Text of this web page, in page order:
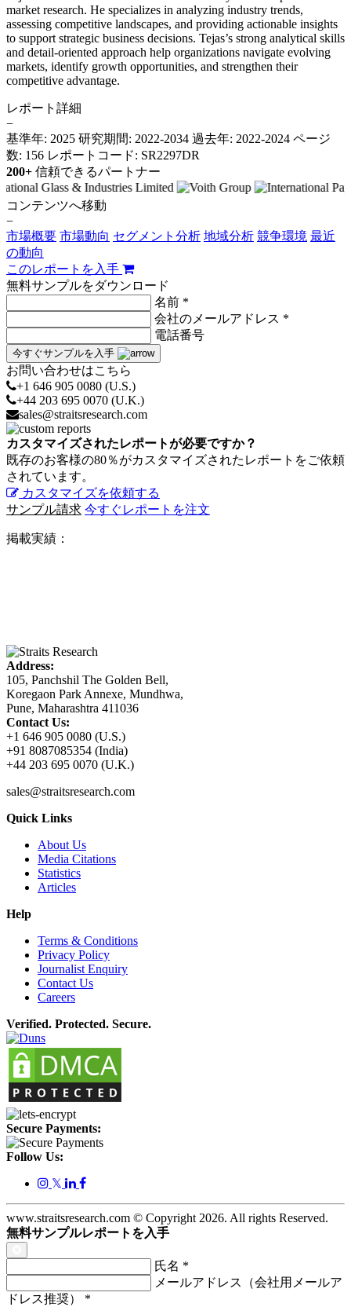
market research. He specializes in analyzing industry trends,
assessing competitive landscapes, and providing actionable insights
to support strategic business decisions. Tejas’s strong analytical skills
and detail-oriented approach help organizations navigate evolving
markets, identify growth opportunities, and strengthen their
competitive advantage.
レポート詳細
−
基準年: 2025 研究期間: 2022-2034 過去年: 2022-2024 ページ
数: 156 レポートコード: SR2297DR
200+ 信頼できるパートナー
コンテンツへ移動
−
市場概要 市場動向 セグメント分析 地域分析 競争環境 最近
の動向
このレポートを入手
無料サンプルをダウンロード
名前 *
会社のメールアドレス *
電話番号
今すぐサンプルを入手
お問い合わせはこちら
+1 646 905 0080 (U.S.)
+44 203 695 0070 (U.K.)
sales@straitsresearch.com
カスタマイズされたレポートが必要ですか？
既存のお客様の80％がカスタマイズされたレポートをご依頼
されています。
カスタマイズを依頼する
サンプル請求 今すぐレポートを注文
掲載実績：
Address:
105, Panchshil The Golden Bell,
Koregaon Park Annexe, Mundhwa,
Pune, Maharashtra 411036
Contact Us:
+1 646 905 0080 (U.S.)
+91 8087085354 (India)
+44 203 695 0070 (U.K.)
sales@straitsresearch.com
Quick Links
About Us
Media Citations
Statistics
Articles
Help
Terms & Conditions
Privacy Policy
Journalist Enquiry
Contact Us
Careers
Verified. Protected. Secure.
Secure Payments:
Follow Us:
𝕏
www.straitsresearch.com © Copyright 2026. All rights Reserved.
無料サンプルレポートを入手
氏名 *
メールアドレス（会社用メールア
ドレス推奨） *